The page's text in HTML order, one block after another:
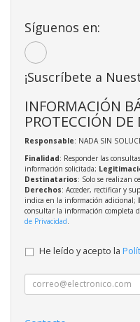
Síguenos en:
¡Suscríbete a
INFORMACIÓN
PROTECCIÓN DE
Responsable: NADA SIN
Finalidad: Responder las
información solicitada;
Destinatarios: Solo se realizan
Derechos: Acceder, rectificar y
indica en la información adicional;
consultar la información completa
de Privacidad
He leído y acepto la